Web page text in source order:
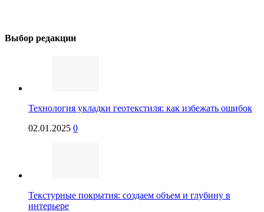
Выбор редакции
Технология укладки геотекстиля: как избежать ошибок
02.01.2025 0
Текстурные покрытия: создаем объем и глубину в
интерьере